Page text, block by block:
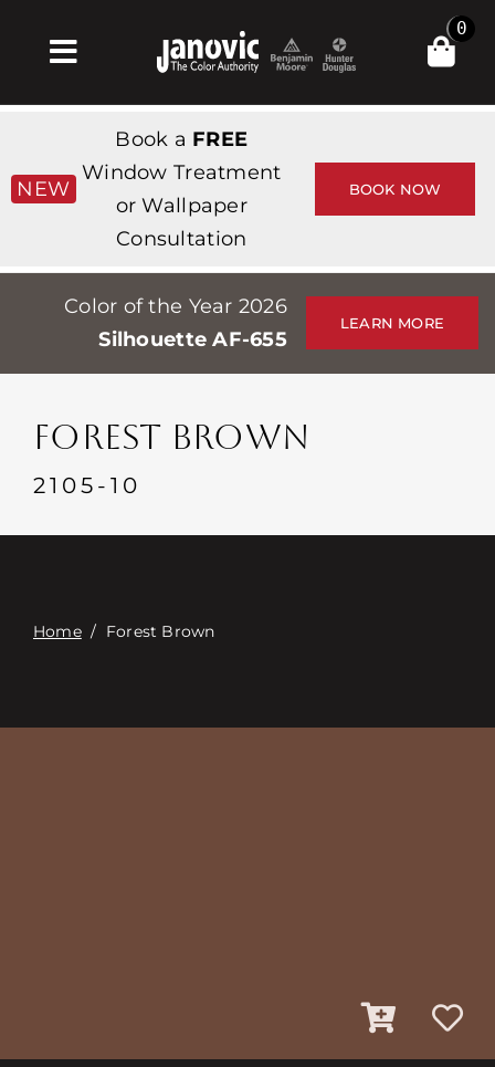
Toggle
Navigation
Products & Services
Магазин
Professionals
Stores
События
Связаться с
0
NEW
Book a FREE
Window Treatment
or Wallpaper
Consultation
BOOK NOW
Color of the Year 2026
Silhouette AF-655
LEARN MORE
FOREST BROWN
2105-10
Home/ Forest Brown